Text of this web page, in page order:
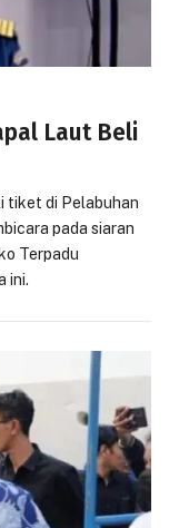
Laut Beli
tiket di Pelabuhan
pada siaran
Terpadu
ini.